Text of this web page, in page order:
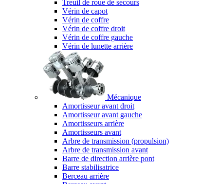
Treuil de roue de secours
Vérin de capot
Vérin de coffre
Vérin de coffre droit
Vérin de coffre gauche
Vérin de lunette arrière
Mécanique
Amortisseur avant droit
Amortisseur avant gauche
Amortisseurs arrière
Amortisseurs avant
Arbre de transmission (propulsion)
Arbre de transmission avant
Barre de direction arrière pont
Barre stabilisatrice
Berceau arrière